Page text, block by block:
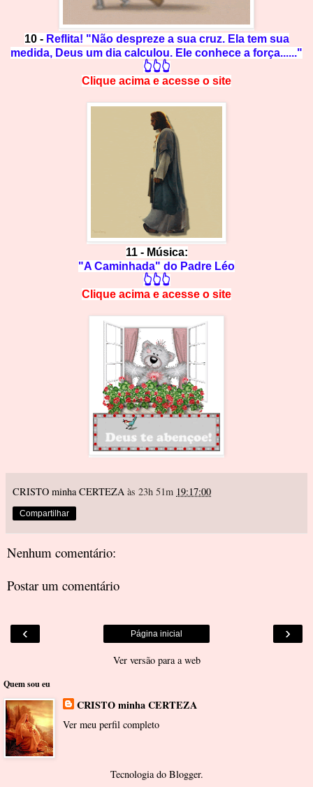
10 - Reflita! "Não despreze a sua cruz. Ela tem sua
medida, Deus um dia calculou. Ele conhece a força......"
👆👆👆
Clique acima e acesse o site
11 - Música:
"A Caminhada" do Padre Léo
👆👆👆
Clique acima e acesse o site
CRISTO minha CERTEZA às 23h 51m 19:17:00
Compartilhar
Nenhum comentário:
Postar um comentário
‹ ›
Página inicial
Ver versão para a web
Quem sou eu
CRISTO minha CERTEZA
Ver meu perfil completo
Tecnologia do Blogger.